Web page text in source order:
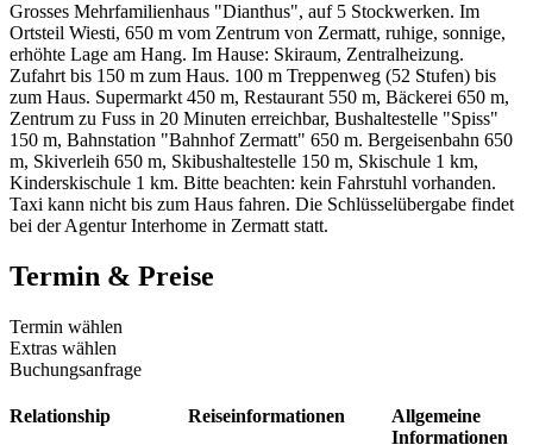
Grosses Mehrfamilienhaus "Dianthus", auf 5 Stockwerken. Im
Ortsteil Wiesti, 650 m vom Zentrum von Zermatt, ruhige, sonnige,
erhöhte Lage am Hang. Im Hause: Skiraum, Zentralheizung.
Zufahrt bis 150 m zum Haus. 100 m Treppenweg (52 Stufen) bis
zum Haus. Supermarkt 450 m, Restaurant 550 m, Bäckerei 650 m,
Zentrum zu Fuss in 20 Minuten erreichbar, Bushaltestelle "Spiss"
150 m, Bahnstation "Bahnhof Zermatt" 650 m. Bergeisenbahn 650
m, Skiverleih 650 m, Skibushaltestelle 150 m, Skischule 1 km,
Kinderskischule 1 km. Bitte beachten: kein Fahrstuhl vorhanden.
Taxi kann nicht bis zum Haus fahren. Die Schlüsselübergabe findet
bei der Agentur Interhome in Zermatt statt.
Termin & Preise
Termin wählen
Extras wählen
Buchungsanfrage
Relationship Reiseinformationen
Allgemeine
Informationen